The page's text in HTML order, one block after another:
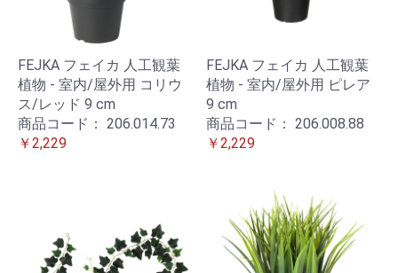
FEJKA フェイカ 人工観葉
植物 - 室内/屋外用 コリウ
ス/レッド 9 cm
商品コード： 206.014.73
￥2,229
FEJKA フェイカ 人工観葉
植物 - 室内/屋外用 ピレア
9 cm
商品コード： 206.008.88
￥2,229